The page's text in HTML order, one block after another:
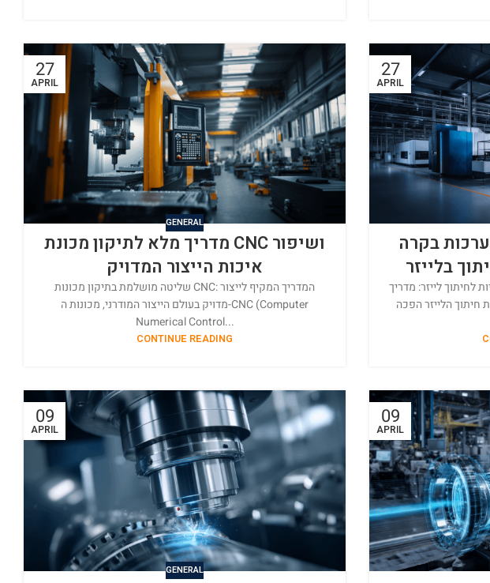
27
APRIL
GENERAL
מדריך מלא לתיקון מכונת CNC ושיפור
איכות הייצור המדויק
שליטה מושלמת בתיקון מכונות CNC: המדריך המקיף לייצור
מדויק בעולם הייצור המודרני, מכונות ה-CNC (Computer
Numerical Control...
CONTINUE READING
27
APRIL
בקרה
בלייזר
לייזר: מדריך
חיתוך הלייזר הפכה
09
APRIL
GENERAL
09
APRIL